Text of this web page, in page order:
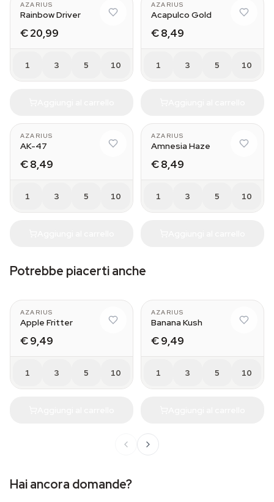
AZARIUS
Rainbow Driver
€ 20,99
1 3 5 10
AZARIUS
Acapulco Gold
€ 8,49
1 3 5 10
AZARIUS
AK-47
€ 8,49
1 3 5 10
AZARIUS
Amnesia Haze
€ 8,49
1 3 5 10
Potrebbe piacerti anche
AZARIUS
Apple Fritter
€ 9,49
1 3 5 10
AZARIUS
Banana Kush
€ 9,49
1 3 5 10
Hai ancora domande?